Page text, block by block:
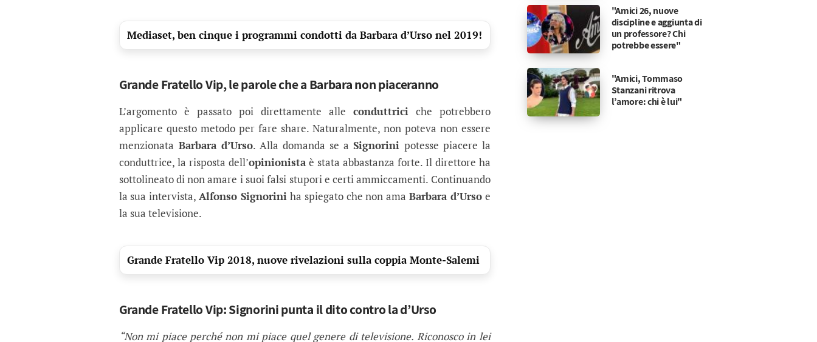
Mediaset, ben cinque i programmi condotti da Barbara d’Urso nel 2019!
Grande Fratello Vip, le parole che a Barbara non piaceranno
L’argomento è passato poi direttamente alle conduttriciche potrebbero
applicare questo metodo per fare share. Naturalmente, non poteva non essere
menzionata Barbara d’Urso. Alla domanda se aSignorini potesse piacere la
conduttrice, la risposta dell’opinionistaè stata abbastanza forte. Il direttore ha
sottolineato di non amare i suoi falsi stupori e certi ammiccamenti. Continuando
la sua intervista,Alfonso Signoriniha spiegato che non amaBarbara d’Ursoe
la sua televisione.
Grande Fratello Vip 2018, nuove rivelazioni sulla coppia Monte-Salemi
Grande Fratello Vip: Signorini punta il dito contro la d’Urso
“Non mi piace perché non mi piace quel genere di televisione. Riconosco in lei
"Amici 26, nuove
discipline e aggiunta di
un professore? Chi
potrebbe essere"
"Amici, Tommaso
Stanzani ritrova
l’amore: chi è lui"